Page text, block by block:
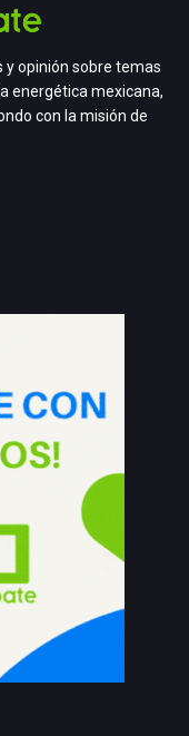
y opinión sobre temas
energética mexicana,
con la misión de